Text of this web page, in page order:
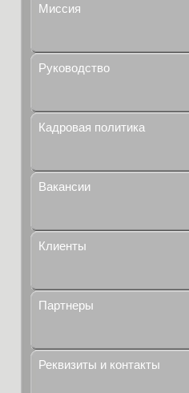
Миссия
Руководство
Кадровая политика
Вакансии
Клиенты
Партнеры
Реквизиты и контакты